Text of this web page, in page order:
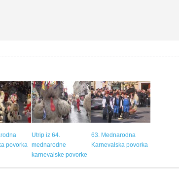
povorka
Utrip iz 64.
mednarodne
karnevalske povorke
63. Mednarodna
Karnevalska povorka